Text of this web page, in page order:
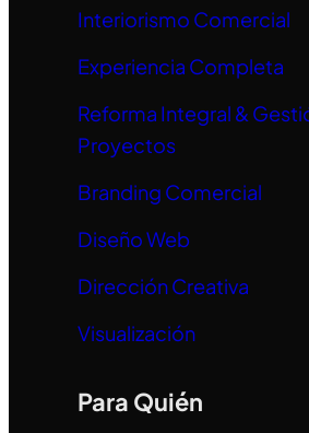
Interiorismo Comercial
Experiencia Completa
Reforma Integral &
Proyectos
Branding Comercial
Diseño Web
Dirección Creativa
Visualización
Para Quién